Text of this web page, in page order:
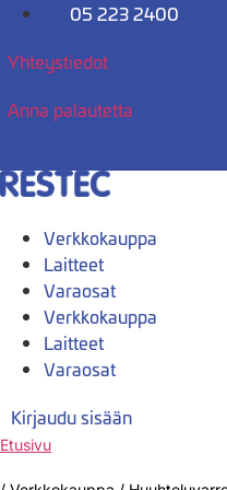
Mene
05 223 2400
Yhteystiedot
Anna palautetta
Verkkokauppa
Laitteet
Varaosat
Verkkokauppa
Laitteet
Varaosat
Kirjaudu sisään
Etusivu